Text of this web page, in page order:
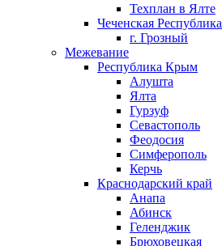
Техплан в Ялте
Чеченская Республика
г. Грозный
Межевание
Республика Крым
Алушта
Ялта
Гурзуф
Севастополь
Феодосия
Симферополь
Керчь
Краснодарский край
Анапа
Абинск
Геленджик
Брюховецкая